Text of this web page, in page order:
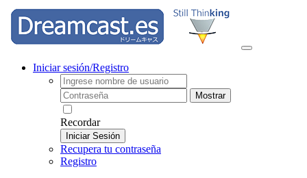
Iniciar sesión/Registro
Mostrar
Recordar
Iniciar Sesión
Recupera tu contraseña
Registro